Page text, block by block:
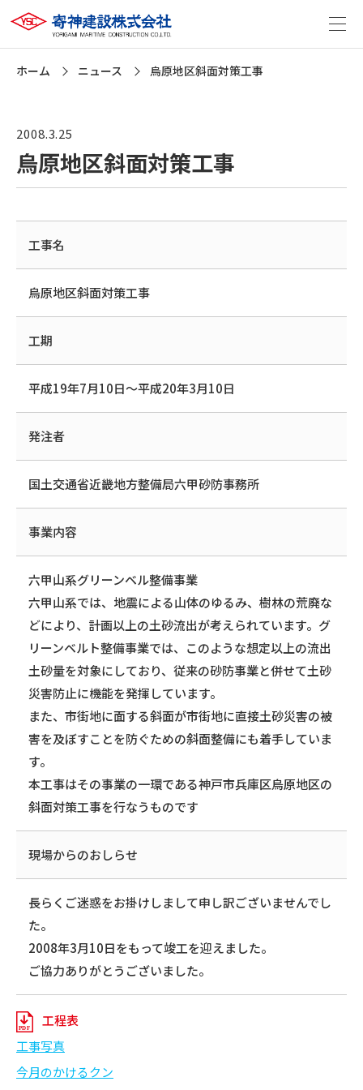
ホーム ニュース 烏原地区斜面対策工事
2008.3.25
烏原地区斜面対策工事
工事名
烏原地区斜面対策工事
工期
平成19年7月10日〜平成20年3月10日
発注者
国土交通省近畿地方整備局六甲砂防事務所
事業内容
六甲山系グリーンベル整備事業
六甲山系では、地震による山体のゆるみ、樹林の荒廃な
どにより、計画以上の土砂流出が考えられています。グ
リーンベルト整備事業では、このような想定以上の流出
土砂量を対象にしており、従来の砂防事業と併せて土砂
災害防止に機能を発揮しています。
また、市街地に面する斜面が市街地に直接土砂災害の被
害を及ぼすことを防ぐための斜面整備にも着手していま
す。
本工事はその事業の一環である神戸市兵庫区烏原地区の
斜面対策工事を行なうものです
現場からのおしらせ
長らくご迷惑をお掛けしまして申し訳ございませんでし
た。
2008年3月10日をもって竣工を迎えました。
ご協力ありがとうございました。
工程表
工事写真
今月のかけるクン